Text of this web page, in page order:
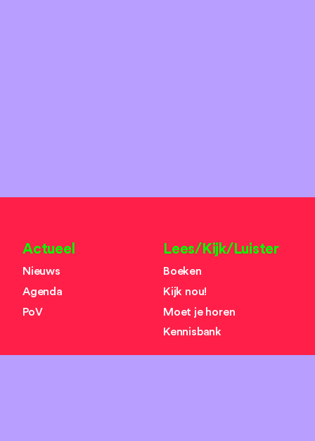
Actueel
Nieuws
Agenda
PoV
Lees/Kijk/Luister
Boeken
Kijk nou!
Moet je horen
Kennisbank